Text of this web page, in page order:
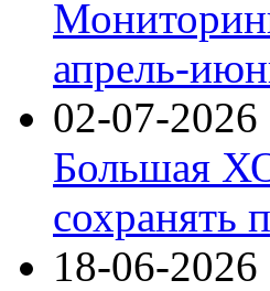
апрель-
02-07-2026
Большая
сохранять
18-06-2026